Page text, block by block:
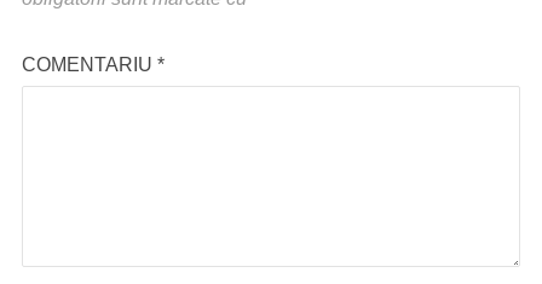
COMENTARIU *